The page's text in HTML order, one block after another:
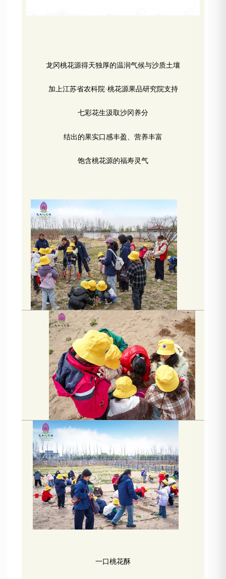
龙冈桃花源得天独厚的温润气候与沙质土壤
加上江苏省农科院·桃花源果品研究院支持
七彩花生汲取沙冈养分
结出的果实口感丰盈、营养丰富
饱含桃花源的福寿灵气
一口桃花酥